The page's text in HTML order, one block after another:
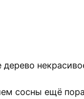
сосны ещё